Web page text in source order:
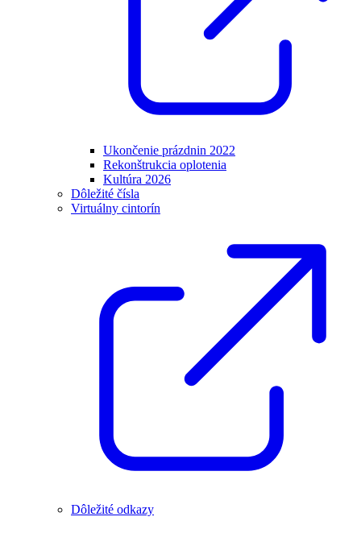
Ukončenie prázdnin 2022
Rekonštrukcia oplotenia
Kultúra 2026
Dôležité čísla
Virtuálny cintorín
Dôležité odkazy